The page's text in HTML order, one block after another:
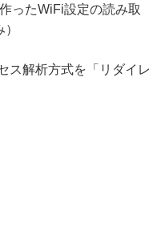
ったWiFi設定の読み取
ス解析方式を「リダイレ